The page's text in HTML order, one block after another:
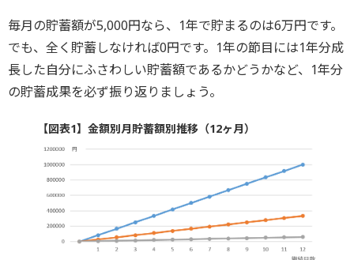
毎月の貯蓄額が5,000円なら、1年で貯まるのは6万円です。
でも、全く貯蓄しなければ0円です。1年の節目には1年分成
長した自分にふさわしい貯蓄額であるかどうかなど、1年分
の貯蓄成果を必ず振り返りましょう。
【図表1】金額別月貯蓄額別推移（12ヶ月）